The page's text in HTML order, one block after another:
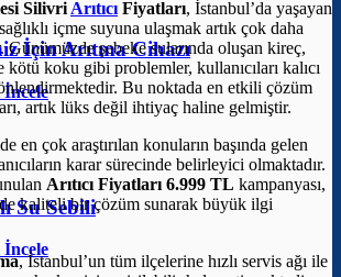
İçin Arıtma Cihazı
Su Sebili
SilivriArıtıcıFiyatları, İstanbul’da yaşayan
içme suyuna ulaşmak artık çok daha
şebeke sularında oluşan kireç,
kötü koku gibi problemler, kullanıcıları kalıcı
Bu noktada en etkili çözüm
artık lüks değil ihtiyaç haline gelmiştir.
en çok araştırılan konuların başında gelen
karar sürecinde belirleyici olmaktadır.
Arıtıcı Fiyatları 6.999 TL kampanyası,
kaliteli bir çözüm sunarak büyük ilgi
, İstanbul’un tüm ilçelerine hızlı servis ağı ile